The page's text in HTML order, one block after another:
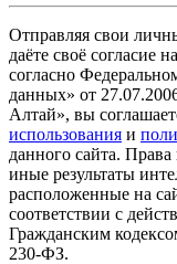
Отправляя свои
даёте своё согласие
согласно
данных» от
Алтай», вы
использования и
данного сайта.
иные результаты
расположенные на
соответствии с
Гражданским
230-ФЗ.